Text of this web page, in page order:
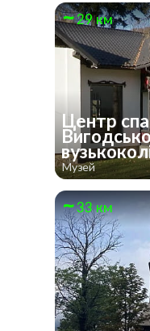
29 км
Центр
Музей
33 км